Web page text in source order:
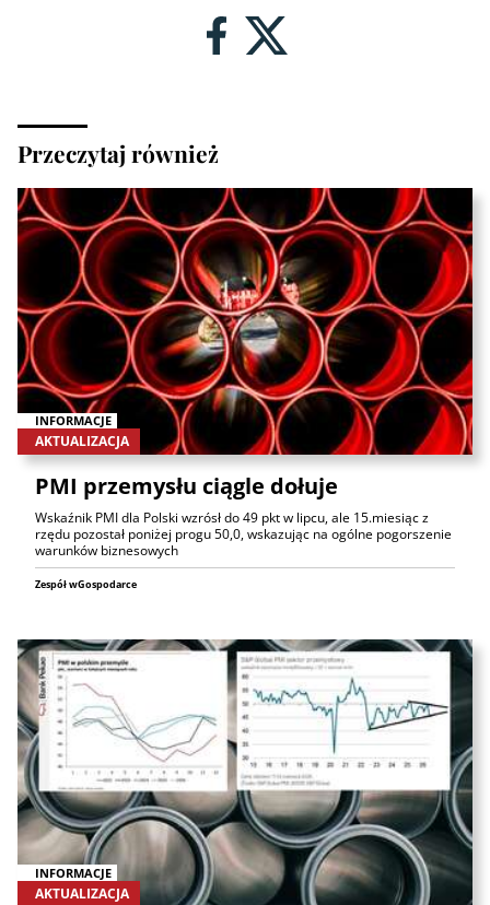
Przeczytaj również
INFORMACJE
AKTUALIZACJA
PMI przemysłu ciągle dołuje
Wskaźnik PMI dla Polski wzrósł do 49 pkt w lipcu, ale 15.miesiąc z
rzędu pozostał poniżej progu 50,0, wskazując na ogólne pogorszenie
warunków biznesowych
Zespół wGospodarce
INFORMACJE
AKTUALIZACJA